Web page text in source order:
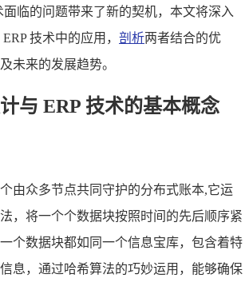
面临的问题带来了新的契机，本文将深入
技术中的应用， 剖析两者结合的优
未来的发展趋势。
与 ERP 技术的基本概念
由众多节点共同守护的分布式账本,它运
，将一个个数据块按照时间的先后顺序紧
个数据块都如同一个信息宝库，包含着特
息，通过哈希算法的巧妙运用，能够确保